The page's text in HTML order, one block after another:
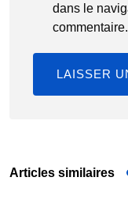
dans le
commentaire.
Articles similaires